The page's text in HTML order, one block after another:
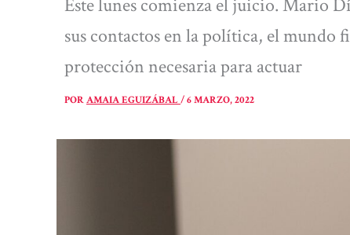
Este lunes comienza el juicio. Mario
sus contactos en la política, el
protección necesaria para actuar
PORAMAIA EGUIZÁBAL /6 MARZO, 2022